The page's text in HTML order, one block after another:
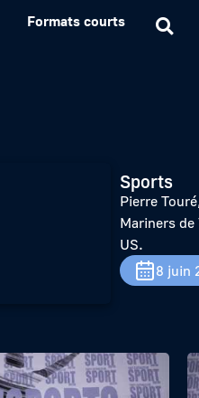
Formats courts
orchestre
Sports
Pierre
Mariners
US.
8 juin